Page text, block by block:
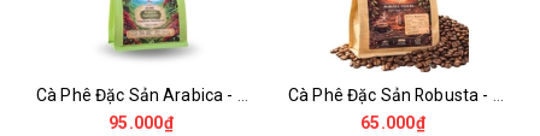
95.000₫
65.000₫